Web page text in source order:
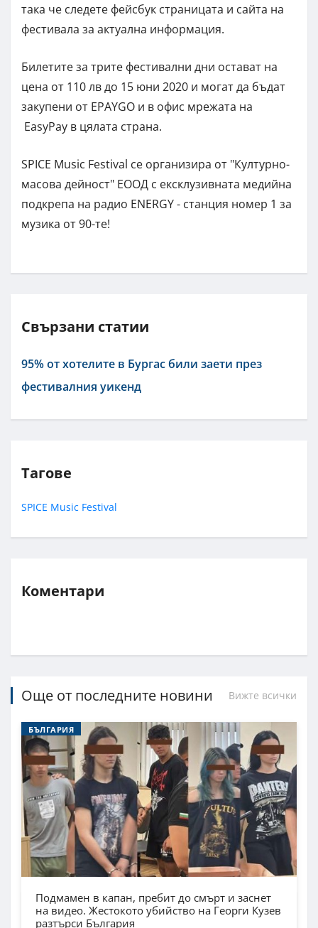
така че следете фейсбук страницата и сайта на
фестивала за актуална информация.
Билетите за трите фестивални дни остават на
цена от 110 лв до 15 юни 2020 и могат да бъдат
закупени от EPAYGO и в офис мрежата на
EasyPay в цялата страна.
SPICE Music Festival се организира от "Културно-
масова дейност" ЕООД с ексклузивната медийна
подкрепа на радио ENERGY - станция номер 1 за
музика от 90-те!
Свързани статии
95% от хотелите в Бургас били заети през
фестивалния уикенд
Тагове
SPICE Music Festival
Коментари
Още от последните новини Вижте всички
БЪЛГАРИЯ
Подмамен в капан, пребит до смърт и заснет
на видео. Жестокото убийство на Георги Кузев
разтърси България